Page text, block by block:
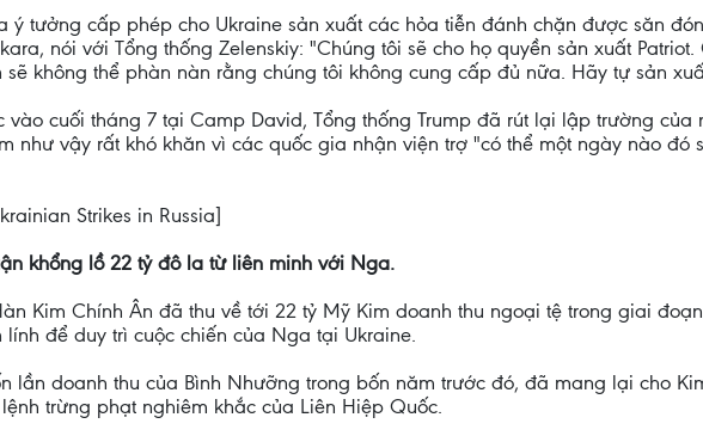
ý tưởng cấp phép cho Ukraine sản xuất các hỏa tiễn đánh chặn được săn
nói với Tổng thống Zelenskiy: "Chúng tôi sẽ cho họ quyền sản xuất
không thể phàn nàn rằng chúng tôi không cung cấp đủ nữa. Hãy tự sản
vào cuối tháng 7 tại Camp David, Tổng thống Trump đã rút lại lập trường của
như vậy rất khó khăn vì các quốc gia nhận viện trợ "có thể một ngày nào đó
Strikes in Russia]
khổng lồ 22 tỷ đô la từ liên minh với Nga.
Kim Chính Ân đã thu về tới 22 tỷ Mỹ Kim doanh thu ngoại tệ trong giai
để duy trì cuộc chiến của Nga tại Ukraine.
lần doanh thu của Bình Nhưỡng trong bốn năm trước đó, đã mang lại cho
trừng phạt nghiêm khắc của Liên Hiệp Quốc.